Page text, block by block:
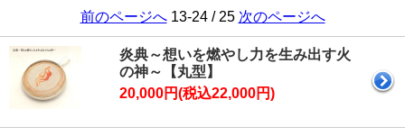
前のページへ13-24 / 25 次のページへ
炎典～想いを燃やし力を生み出す火
の神～【丸型】
20,000円(税込22,000円)